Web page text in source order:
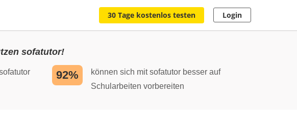
30 Tage kostenlos testen Login
sofatutor!
92%
können sich mit sofatutor besser auf
Schularbeiten vorbereiten